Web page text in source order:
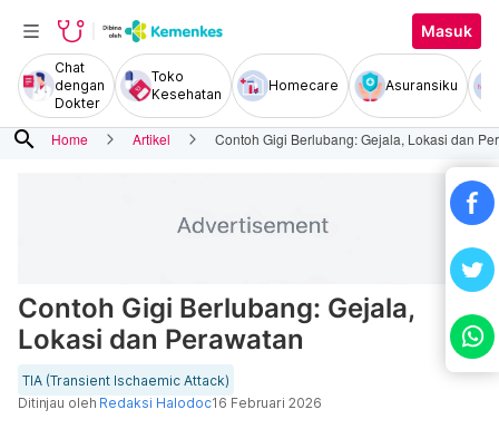
Masuk
Chat
dengan
Dokter
Toko
Kesehatan
Homecare Asuransiku
search Home Artikel Contoh Gigi Berlubang: Gejala, Lokasi dan
Contoh Gigi Berlubang: Gejala,
Lokasi dan Perawatan
TIA (Transient Ischaemic Attack)
Ditinjau oleh Redaksi Halodoc16 Februari 2026